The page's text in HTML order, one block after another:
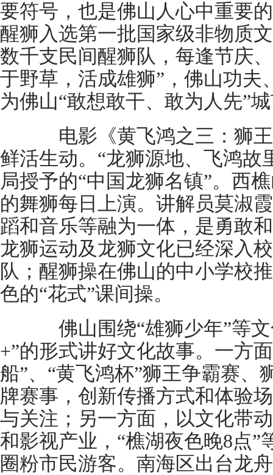
要符号，也是佛山人心中重要
醒狮入选第一批国家级非物质
数千支民间醒狮队，每逢节庆
于野草，活成雄狮”，佛山功夫
为佛山“敢想敢干、敢为人先”
电影《黄飞鸿之三：狮王
鲜活生动。“龙狮源地、飞鸿故
局授予的“中国龙狮名镇”。西
的舞狮每日上演。讲解员莫淑
蹈和音乐等融为一体，是勇敢
龙狮运动及龙狮文化已经深入
队；醒狮操在佛山的中小学校
色的“花式”课间操。
佛山围绕“雄狮少年”等文
+”的形式讲好文化故事。一方
船”、“黄飞鸿杯”狮王争霸赛、
牌赛事，创新传播方式和体验
与关注；另一方面，以文化带
和影视产业，“樵湖夜色晚8点”
圈粉市民游客。南海区出台龙